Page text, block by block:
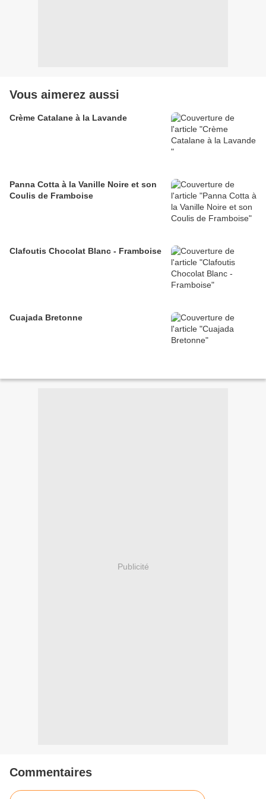
Vous aimerez aussi
Crème Catalane à la Lavande
Panna Cotta à la Vanille Noire et son
Coulis de Framboise
Clafoutis Chocolat Blanc - Framboise
Cuajada Bretonne
Publicité
Commentaires